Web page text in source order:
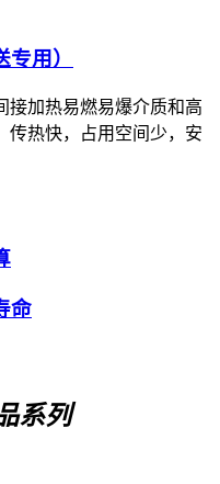
用）
接加热易燃易爆介质和高
传热快，占用空间少，安
命
系列